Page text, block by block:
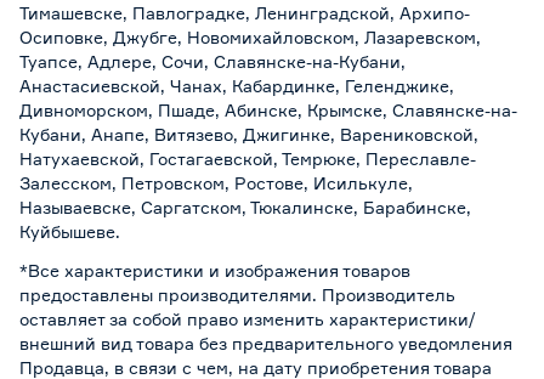
Тимашевске, Павлоградке, Ленинградской, Архипо-
Осиповке, Джубге, Новомихайловском, Лазаревском,
Туапсе, Адлере, Сочи, Славянске-на-Кубани,
Анастасиевской, Чанах, Кабардинке, Геленджике,
Дивноморском, Пшаде, Абинске, Крымске, Славянске-на-
Кубани, Анапе, Витязево, Джигинке, Варениковской,
Натухаевской, Гостагаевской, Темрюке, Переславле-
Залесском, Петровском, Ростове, Исилькуле,
Называевске, Саргатском, Тюкалинске, Барабинске,
Куйбышеве.
*Все характеристики и изображения товаров
предоставлены производителями. Производитель
оставляет за собой право изменить характеристики/
внешний вид товара без предварительного уведомления
Продавца, в связи с чем, на дату приобретения товара